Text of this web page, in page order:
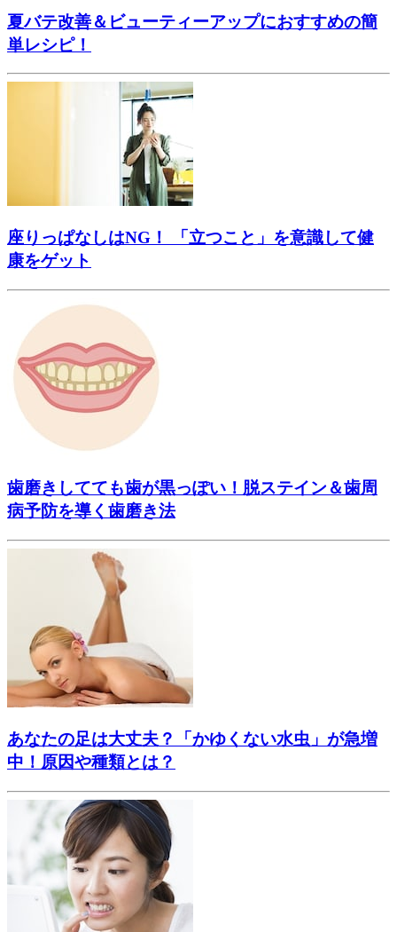
夏バテ改善＆ビューティーアップにおすすめの簡
単レシピ！
座りっぱなしはNG！ 「立つこと」を意識して健
康をゲット
歯磨きしてても歯が黒っぽい！脱ステイン＆歯周
病予防を導く歯磨き法
あなたの足は大丈夫？「かゆくない水虫」が急増
中！原因や種類とは？